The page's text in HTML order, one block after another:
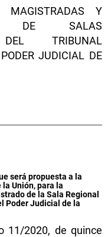
Y
DE SALAS
DEL TRIBUNAL
JUDICIAL DE
será propuesta a la
Unión, para la
de la Sala Regional
Poder Judicial de la
11/2020, de quince